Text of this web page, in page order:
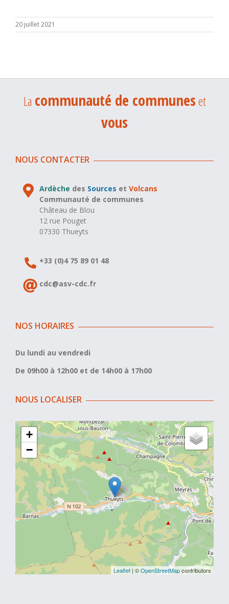
20 juillet 2021
La communauté de communeset
vous
NOUS CONTACTER
Ardèche des Sources etVolcans
Communauté de communes
Château de Blou
12 rue Pouget
07330 Thueyts
+33 (0)4 75 89 01 48
cdc@asv-cdc.fr
NOS HORAIRES
Du lundi au vendredi
De 09h00 à 12h00 et de 14h00 à 17h00
NOUS LOCALISER
+
−
Leaflet | ©OpenStreetMapcontributors